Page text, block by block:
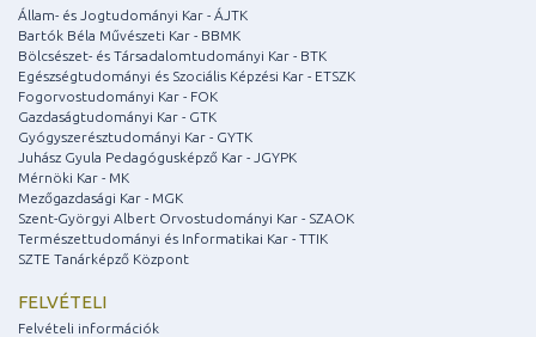
Állam- és Jogtudományi Kar - ÁJTK
Bartók Béla Művészeti Kar - BBMK
Bölcsészet- és Társadalomtudományi Kar - BTK
Egészségtudományi és Szociális Képzési Kar - ETSZK
Fogorvostudományi Kar - FOK
Gazdaságtudományi Kar - GTK
Gyógyszerésztudományi Kar - GYTK
Juhász Gyula Pedagógusképző Kar - JGYPK
Mérnöki Kar - MK
Mezőgazdasági Kar - MGK
Szent-Györgyi Albert Orvostudományi Kar - SZAOK
Természettudományi és Informatikai Kar - TTIK
SZTE Tanárképző Központ
FELVÉTELI
Felvételi információk